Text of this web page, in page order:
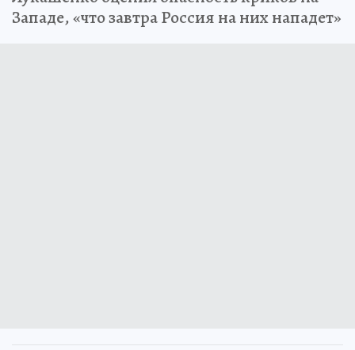
Западе, «что завтра Россия на них нападет»